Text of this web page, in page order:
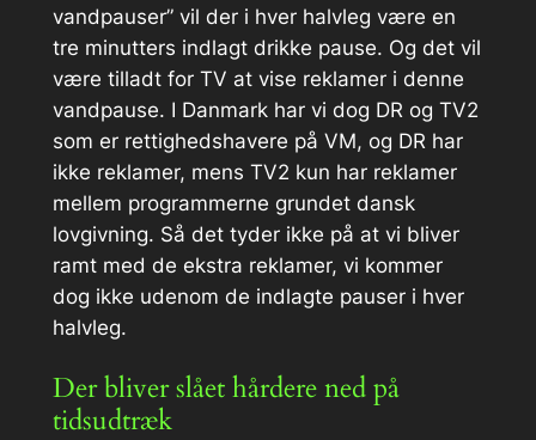
vandpauser” vil der i hver halvleg være en
tre minutters indlagt drikke pause. Og det vil
være tilladt for TV at vise reklamer i denne
vandpause. I Danmark har vi dog DR og TV2
som er rettighedshavere på VM, og DR har
ikke reklamer, mens TV2 kun har reklamer
mellem programmerne grundet dansk
lovgivning. Så det tyder ikke på at vi bliver
ramt med de ekstra reklamer, vi kommer
dog ikke udenom de indlagte pauser i hver
halvleg.
Der bliver slået hårdere ned på
tidsudtræk